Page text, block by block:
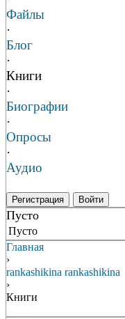
Файлы
·
Блог
·
Книги
·
Биографии
·
Опросы
·
Аудио
Регистрация Войти
Пусто
Пусто
Главная
›
rankashikina rankashikina
›
Книги